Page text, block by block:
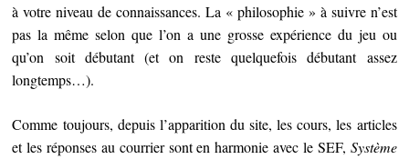
à votre niveau de connaissances. La « philosophie » à suivre n’est
pas la même selon que l’on a une grosse expérience du jeu ou
qu’on soit débutant (et on reste quelquefois débutant assez
longtemps…).
Comme toujours, depuis l’apparition du site, les cours, les articles
et les réponses au courrier sont en harmonie avec le SEF, Système